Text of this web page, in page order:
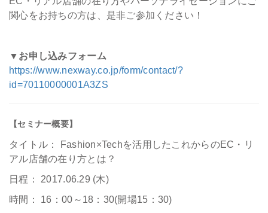
関心をお持ちの方は、是非ご参加ください！
▼お申し込みフォーム
https://www.nexway.co.jp/form/contact/?
id=70110000001A3ZS
【セミナー概要】
タイトル： Fashion×Techを活用したこれからのEC・リ
アル店舗の在り方とは？
日程： 2017.06.29 (木)
時間： 16：00～18：30(開場15：30)